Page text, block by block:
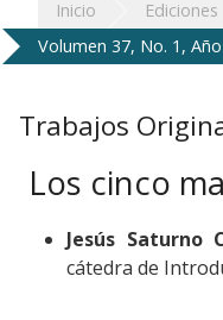
Inicio
Ediciones
Volumen 37, No. 1,
Trabajos
Los cinco
Jesús Saturno
cátedra de